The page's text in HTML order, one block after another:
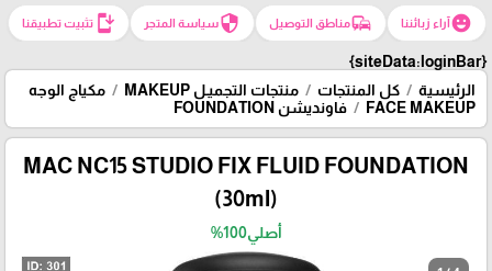
emoji_emotionsآراء زبائننا commuteمناطق التوصيل securityسياسة المتجر install_mobile تثبيت تطبيقنا
{siteData:loginBar}
الرئيسية
كل المنتجات منتجات التجميـل MAKEUP
مكياج الوجه
FACE MAKEUP
فاونديشن FOUNDATION
MAC NC15 STUDIO FIX FLUID FOUNDATION
(30ml)
أصلي100%